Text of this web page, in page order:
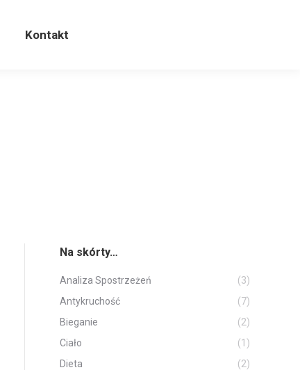
Kontakt
Na skórty…
Analiza Spostrzeżeń
(3)
Antykruchość
(7)
Bieganie
(2)
Ciało
(1)
Dieta
(2)